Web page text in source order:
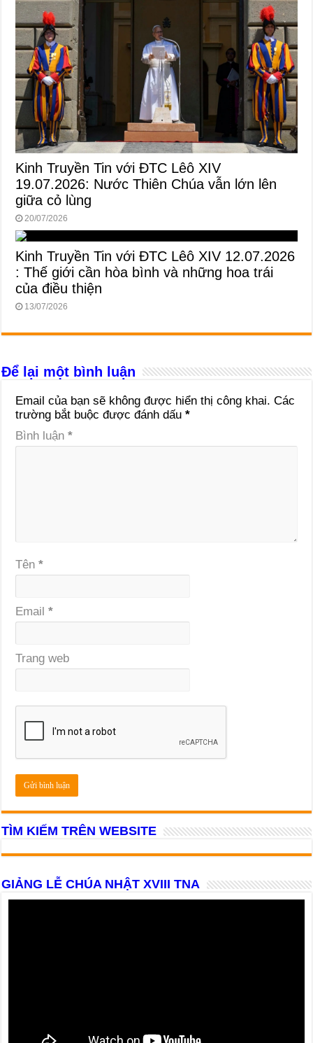
Kinh Truyền Tin với ĐTC Lêô XIV
19.07.2026: Nước Thiên Chúa vẫn lớn lên
giữa cỏ lùng
20/07/2026
Kinh Truyền Tin với ĐTC Lêô XIV 12.07.2026
: Thế giới cần hòa bình và những hoa trái
của điều thiện
13/07/2026
Để lại một bình luận
Email của bạn sẽ không được hiển thị công khai. Các
trường bắt buộc được đánh dấu*
Bình luận*
Tên*
Email*
Trang web
TÌM KIẾM TRÊN WEBSITE
GIẢNG LỄ CHÚA NHẬT XVIII TNA